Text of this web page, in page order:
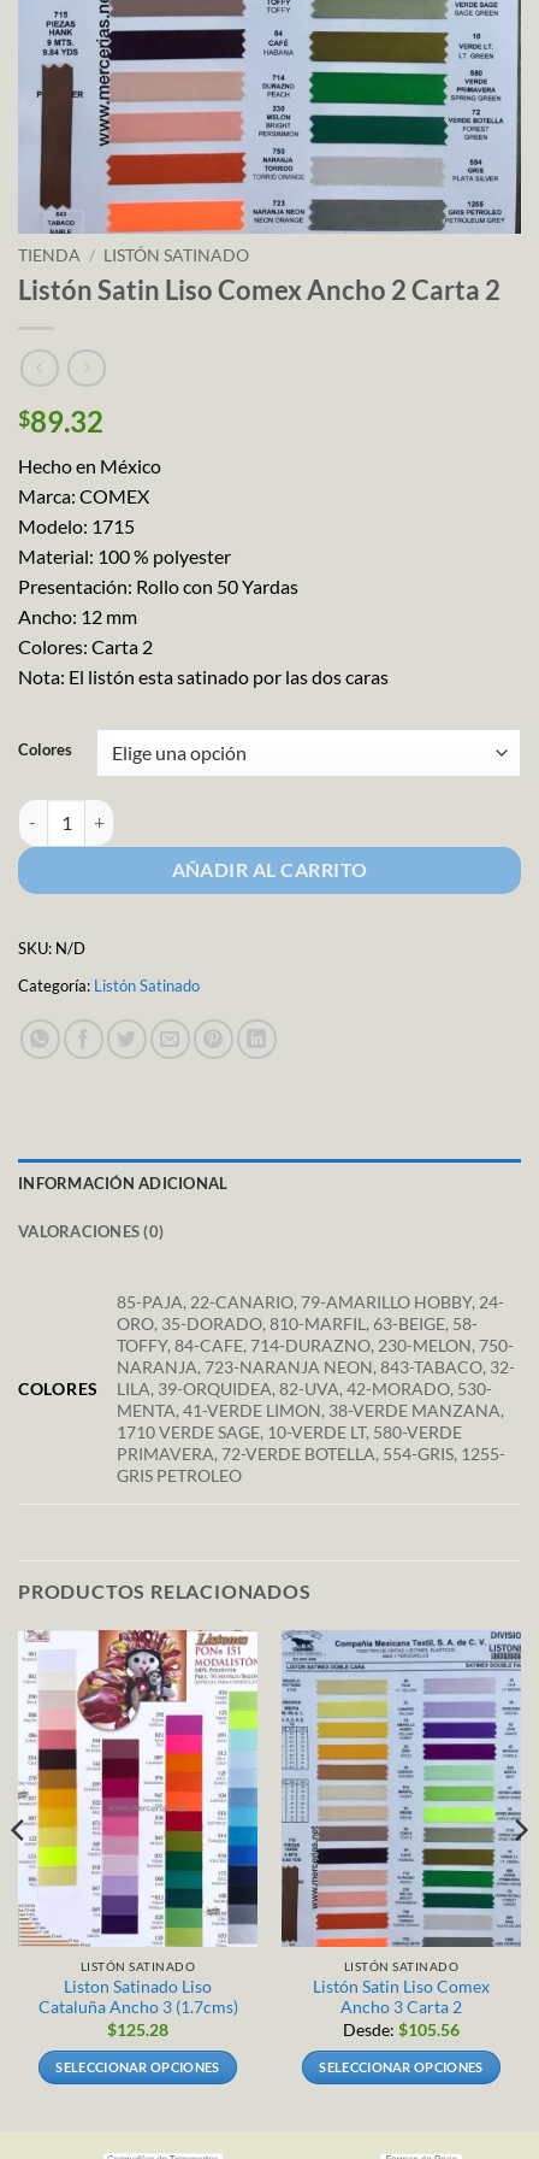
TIENDA / LISTÓN SATINADO
Listón Satin Liso Comex Ancho 2 Carta 2
$89.32
Hecho en México
Marca: COMEX
Modelo: 1715
Material: 100 % polyester
Presentación: Rollo con 50 Yardas
Ancho: 12 mm
Colores: Carta 2
Nota: El listón esta satinado por las dos caras
Colores
Listón Satin Liso Comex Ancho 2 Carta 2 cantidad
AÑADIR AL CARRITO
SKU: N/D
Categoría: Listón Satinado
INFORMACIÓN ADICIONAL
VALORACIONES (0)
COLORES
85-PAJA, 22-CANARIO, 79-AMARILLO HOBBY, 24-
ORO, 35-DORADO, 810-MARFIL, 63-BEIGE, 58-
TOFFY, 84-CAFE, 714-DURAZNO, 230-MELON, 750-
NARANJA, 723-NARANJA NEON, 843-TABACO, 32-
LILA, 39-ORQUIDEA, 82-UVA, 42-MORADO, 530-
MENTA, 41-VERDE LIMON, 38-VERDE MANZANA,
1710 VERDE SAGE, 10-VERDE LT, 580-VERDE
PRIMAVERA, 72-VERDE BOTELLA, 554-GRIS, 1255-
GRIS PETROLEO
PRODUCTOS RELACIONADOS
LISTÓN SATINADO
Liston Satinado Liso
Cataluña Ancho 3 (1.7cms)
$125.28
SELECCIONAR OPCIONES
LISTÓN SATINADO
Listón Satin Liso Comex
Ancho 3 Carta 2
Desde: $105.56
SELECCIONAR OPCIONES